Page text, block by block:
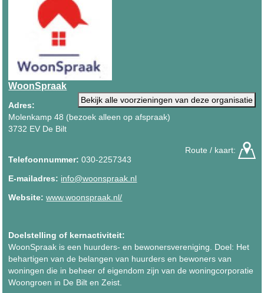
WoonSpraak
Bekijk alle voorzieningen van deze organisatie
Adres:
Molenkamp 48 (bezoek alleen op afspraak)
3732 EV De Bilt
Route / kaart:
Telefoonnummer: 030-2257343
E-mailadres: info@woonspraak.nl
Website: www.woonspraak.nl/
Doelstelling of kernactiviteit:
WoonSpraak is een huurders- en bewonersvereniging. Doel: Het
behartigen van de belangen van huurders en bewoners van
woningen die in beheer of eigendom zijn van de woningcorporatie
Woongroen in De Bilt en Zeist.